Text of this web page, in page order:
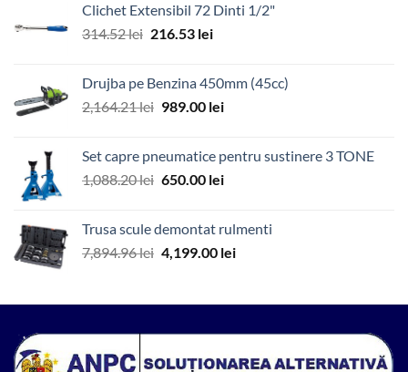
fost:
571.00 lei.
65.00 lei.
Clichet Extensibil 72 Dinti 1/2"
314.52lei Prețul
fost:
314.52 lei.
216.53 leiPrețul
216.53 lei.
Drujba pe Benzina 450mm (45cc)
2,164.21lei Prețul
fost:
2,164.21 lei.
989.00 leiPrețul
989.00 lei.
Set capre pneumatice pentru sustinere 3 TONE
1,088.20lei Prețul
fost:
1,088.20 lei.
650.00 leiPrețul
650.00 lei.
Trusa scule demontat rulmenti
7,894.96lei Prețul
fost:
4,199.00 leiPrețul
4,199.00 lei.